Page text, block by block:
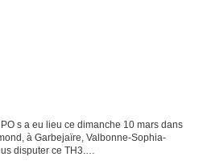
s a eu lieu ce dimanche 10 mars dans
à Garbejaïre, Valbonne-Sophia-
disputer ce TH3.